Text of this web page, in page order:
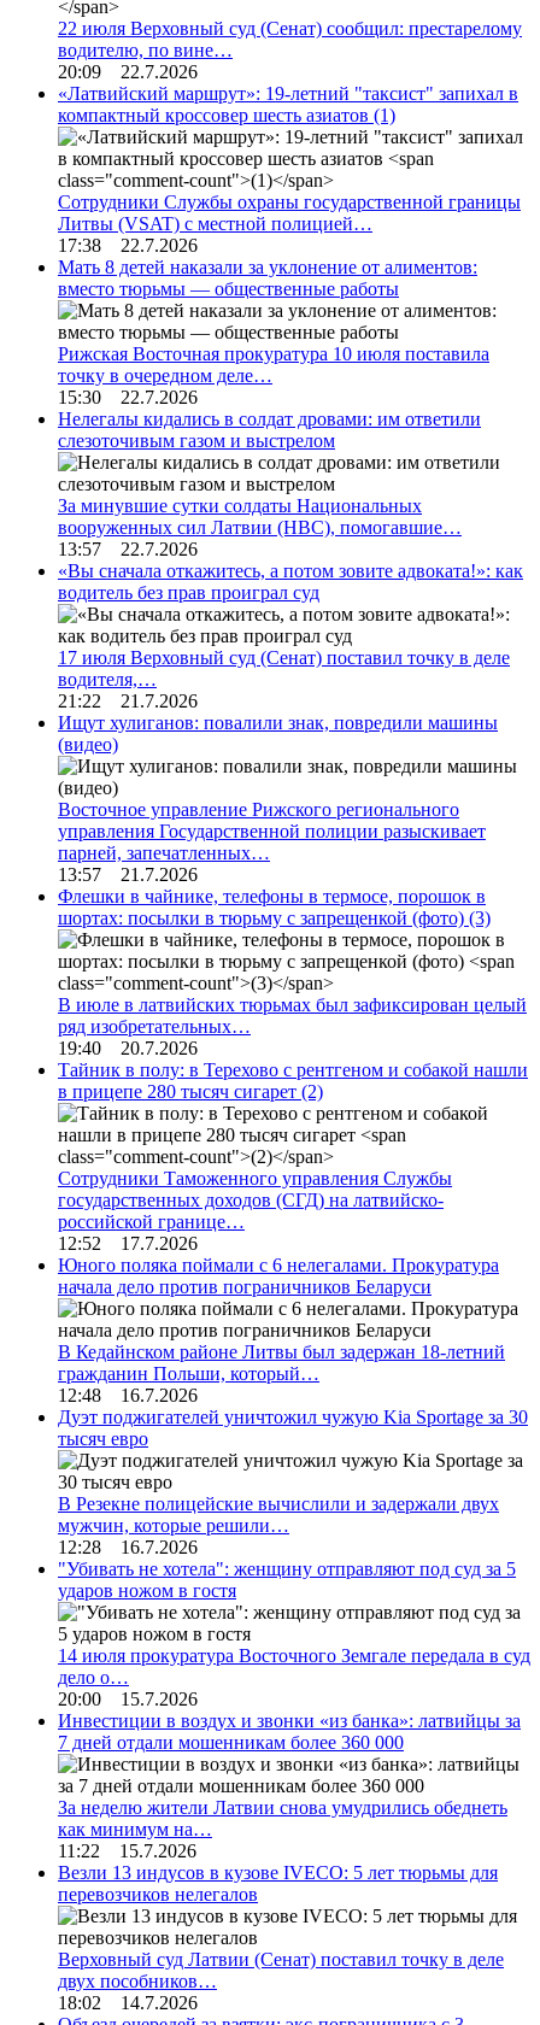
22 июля Верховный суд (Сенат) сообщил: престарелому
водителю, по вине…
20:09 22.7.2026
«Латвийский маршрут»: 19-летний "таксист" запихал в
компактный кроссовер шесть азиатов (1)
Сотрудники Службы охраны государственной границы
Литвы (VSAT) с местной полицией…
17:38 22.7.2026
Мать 8 детей наказали за уклонение от алиментов:
вместо тюрьмы — общественные работы
Рижская Восточная прокуратура 10 июля поставила
точку в очередном деле…
15:30 22.7.2026
Нелегалы кидались в солдат дровами: им ответили
слезоточивым газом и выстрелом
За минувшие сутки солдаты Национальных
вооруженных сил Латвии (НВС), помогавшие…
13:57 22.7.2026
«Вы сначала откажитесь, а потом зовите адвоката!»: как
водитель без прав проиграл суд
17 июля Верховный суд (Сенат) поставил точку в деле
водителя,…
21:22 21.7.2026
Ищут хулиганов: повалили знак, повредили машины
(видео)
Восточное управление Рижского регионального
управления Государственной полиции разыскивает
парней, запечатленных…
13:57 21.7.2026
Флешки в чайнике, телефоны в термосе, порошок в
шортах: посылки в тюрьму с запрещенкой (фото) (3)
В июле в латвийских тюрьмах был зафиксирован целый
ряд изобретательных…
19:40 20.7.2026
Тайник в полу: в Терехово с рентгеном и собакой нашли
в прицепе 280 тысяч сигарет (2)
Сотрудники Таможенного управления Службы
государственных доходов (СГД) на латвийско-
российской границе…
12:52 17.7.2026
Юного поляка поймали с 6 нелегалами. Прокуратура
начала дело против пограничников Беларуси
В Кедайнском районе Литвы был задержан 18-летний
гражданин Польши, который…
12:48 16.7.2026
Дуэт поджигателей уничтожил чужую Kia Sportage за 30
тысяч евро
В Резекне полицейские вычислили и задержали двух
мужчин, которые решили…
12:28 16.7.2026
"Убивать не хотела": женщину отправляют под суд за 5
ударов ножом в гостя
14 июля прокуратура Восточного Земгале передала в суд
дело о…
20:00 15.7.2026
Инвестиции в воздух и звонки «из банка»: латвийцы за
7 дней отдали мошенникам более 360 000
За неделю жители Латвии снова умудрились обеднеть
как минимум на…
11:22 15.7.2026
Везли 13 индусов в кузове IVECO: 5 лет тюрьмы для
перевозчиков нелегалов
Верховный суд Латвии (Сенат) поставил точку в деле
двух пособников…
18:02 14.7.2026